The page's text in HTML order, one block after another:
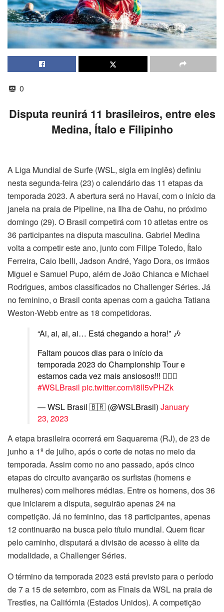
0
Disputa reunirá 11 brasileiros, entre eles
Medina, Ítalo e Filipinho
A Liga Mundial de Surfe (WSL, sigla em inglês) definiu
nesta segunda-feira (23) o calendário das 11 etapas da
temporada 2023. A abertura será no Havaí, com o início da
janela na praia de Pipeline, na Ilha de Oahu, no próximo
domingo (29). O Brasil competirá com 10 atletas entre os
36 participantes na disputa masculina. Gabriel Medina
volta a competir este ano, junto com Filipe Toledo, Ítalo
Ferreira, Caio Ibelli, Jadson André, Yago Dora, os irmãos
Miguel e Samuel Pupo, além de João Chianca e Michael
Rodrigues, ambos classificados no Challenger Séries. Já
no feminino, o Brasil conta apenas com a gaúcha Tatiana
Weston-Webb entre as 18 competidoras.
“Ai, ai, ai, ai… Está chegando a hora!” 🎶
Faltam poucos dias para o início da
temporada 2023 do Championship Tour e
estamos cada vez mais ansiosos!!! 🏄‍♂️🌊
#WSLBrasil pic.twitter.com/i8lI5vPHZk
— WSL Brasil 🇧🇷 (@WSLBrasil) January
23, 2023
A etapa brasileira ocorrerá em Saquarema (RJ), de 23 de
junho a 1º de julho, após o corte de notas no meio da
temporada. Assim como no ano passado, após cinco
etapas do circuito avançarão os surfistas (homens e
mulheres) com melhores médias. Entre os homens, dos 36
que iniciarem a disputa, seguirão apenas 24 na
competição. Já no feminino, das 18 participantes, apenas
12 continuarão na busca pelo título mundial. Quem ficar
pelo caminho, disputará a divisão de acesso à elite da
modalidade, a Challenger Séries.
O término da temporada 2023 está previsto para o período
de 7 a 15 de setembro, com as Finais da WSL na praia de
Trestles, na Califórnia (Estados Unidos). A competição